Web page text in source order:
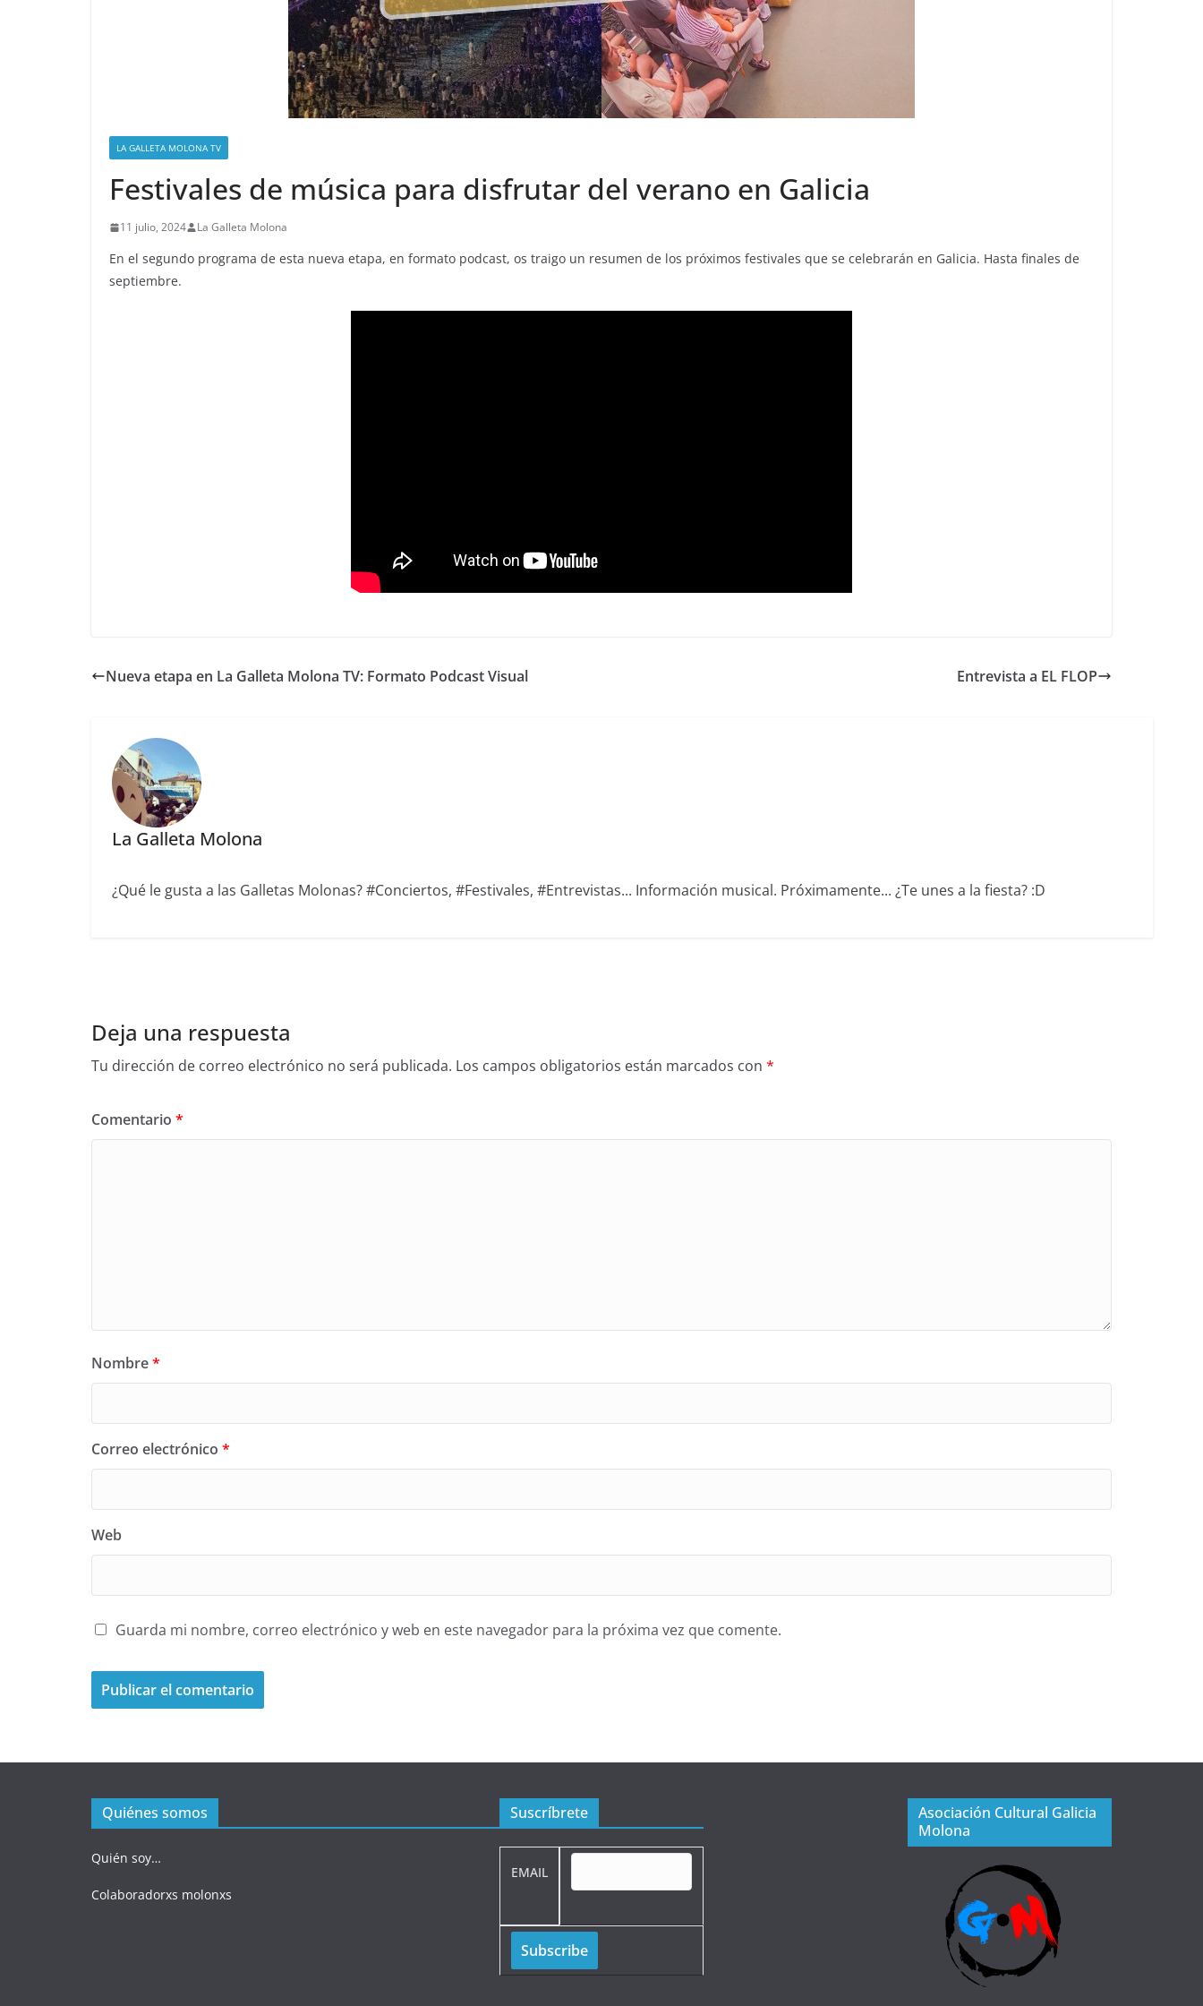
LA GALLETA MOLONA TV
Festivales de música para disfrutar del verano en Galicia
11 julio, 2024 La Galleta Molona
En el segundo programa de esta nueva etapa, en formato podcast, os traigo un resumen de los próximos festivales que se celebrarán en Galicia. Hasta finales de
septiembre.
Nueva etapa en La Galleta Molona TV: Formato Podcast Visual Entrevista a EL FLOP
La Galleta Molona
¿Qué le gusta a las Galletas Molonas? #Conciertos, #Festivales, #Entrevistas... Información musical. Próximamente... ¿Te unes a la fiesta? :D
Deja una respuesta
Tu dirección de correo electrónico no será publicada. Los campos obligatorios están marcados con *
Comentario *
Nombre*
Correo electrónico *
Web
Guarda mi nombre, correo electrónico y web en este navegador para la próxima vez que comente.
Quiénes somos
Quién soy…
Colaboradorxs molonxs
Suscríbrete
EMAIL
Asociación Cultural Galicia
Molona